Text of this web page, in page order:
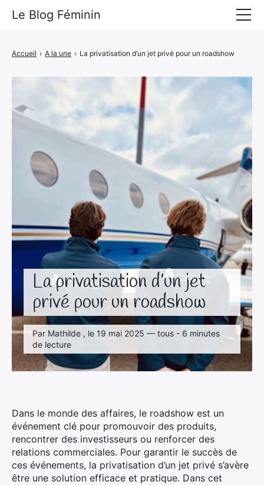
La privatisation d’un jet
privé pour un roadshow
Par Mathilde , le 19 mai 2025 — tous - 6 minutes
de lecture
Accueil › A la une › La privatisation d’un jet privé pour un roadshow
Dans le monde des affaires, le roadshow est un
événement clé pour promouvoir des produits,
rencontrer des investisseurs ou renforcer des
relations commerciales. Pour garantir le succès de
ces événements, la privatisation d’un jet privé s’avère
être une solution efficace et pratique. Dans cet
Le Blog Féminin
Beauté
Voyages